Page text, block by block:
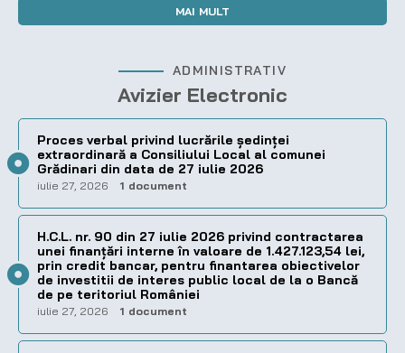
MAI MULT
ADMINISTRATIV
Avizier Electronic
Proces verbal privind lucrările ședinței
extraordinară a Consiliului Local al comunei
Grădinari din data de 27 iulie 2026
iulie 27, 2026 1 document
H.C.L. nr. 90 din 27 iulie 2026 privind contractarea
unei finanțări interne în valoare de 1.427.123,54 lei,
prin credit bancar, pentru finantarea obiectivelor
de investitii de interes public local de la o Bancă
de pe teritoriul României
iulie 27, 2026 1 document